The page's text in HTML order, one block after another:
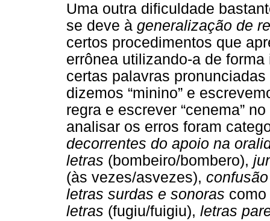
Uma outra dificuldade
se deve à generalização de
certos procedimentos que
errônea utilizando-a de
certas palavras pronunciadas
dizemos “minino” e
regra e escrever “cenema”
analisar os erros foram
decorrentes do apoio na
letras (bombeiro/bombero),
(às vezes/asvezes), confusão
letras surdas e sonoras
letras (fugiu/fuigiu), letras